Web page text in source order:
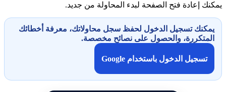
يمكنك إعادة فتح الصفحة لبدء المحاولة من جديد.
يمكنك تسجيل الدخول لحفظ سجل محاولاتك، معرفة أخطائك
المتكررة، والحصول على نصائح مخصصة.
تسجيل الدخول باستخدام Google